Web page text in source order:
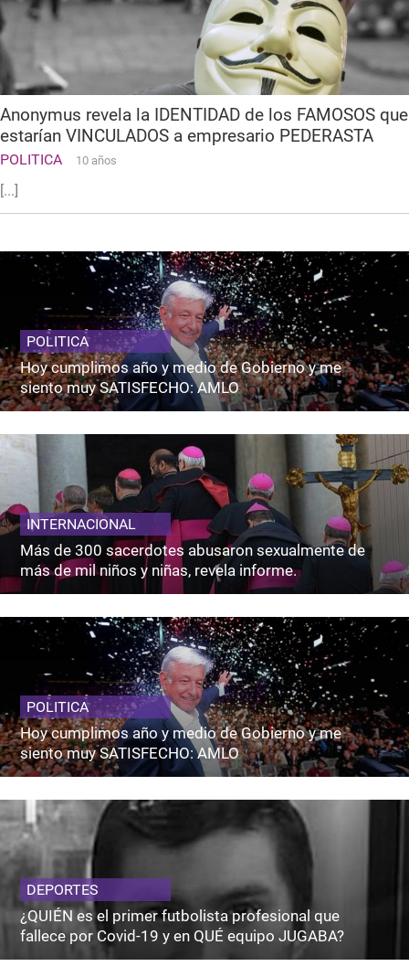
Anonymus revela la IDENTIDAD de los FAMOSOS que
estarían VINCULADOS a empresario PEDERASTA
POLITICA 10 años
[...]
POLITICA
Hoy cumplimos año y medio de Gobierno y me
siento muy SATISFECHO: AMLO
INTERNACIONAL
Más de 300 sacerdotes abusaron sexualmente de
más de mil niños y niñas, revela informe.
POLITICA
Hoy cumplimos año y medio de Gobierno y me
siento muy SATISFECHO: AMLO
DEPORTES
¿QUIÉN es el primer futbolista profesional que
fallece por Covid-19 y en QUÉ equipo JUGABA?